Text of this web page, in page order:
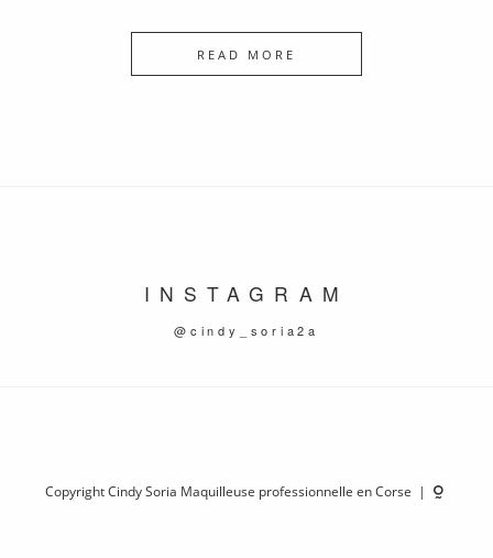
READ MORE
INSTAGRAM
@cindy_soria2a
Copyright Cindy Soria Maquilleuse professionnelle en Corse |